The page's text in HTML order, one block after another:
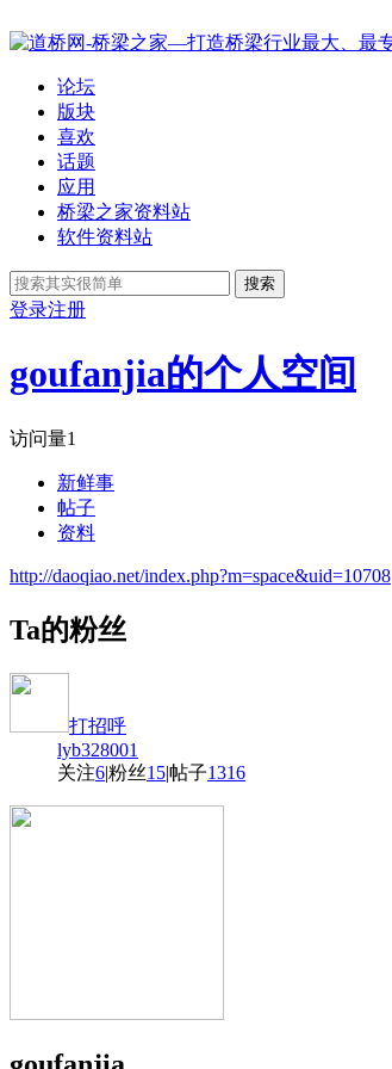
论坛
版块
喜欢
话题
应用
桥梁之家资料站
软件资料站
搜索
登录注册
goufanjia的个人空间
访问量1
新鲜事
帖子
资料
http://daoqiao.net/index.php?m=space&uid=10708
Ta的粉丝
打招呼
lyb328001
关注6|粉丝15|帖子1316